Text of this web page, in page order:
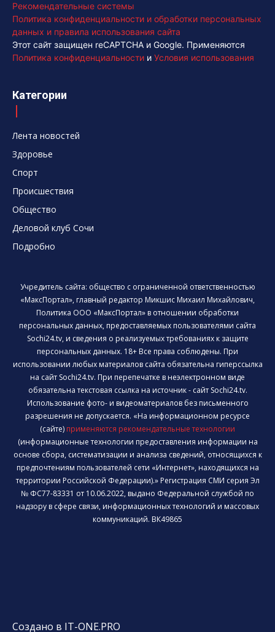
Рекомендательные системы
Политика конфиденциальности и обработки персональных
данных и правила использования сайта
Этот сайт защищен reCAPTCHA и Google. Применяются
Политика конфиденциальности и Условия использования
Категории
Лента новостей
Здоровье
Спорт
Происшествия
Общество
Деловой клуб Сочи
Подробно
Учредитель сайта: общество с ограниченной ответственностью
«МаксПортал», главный редактор Микшис Михаил Михайлович,
Политика ООО «МаксПортал» в отношении обработки
персональных данных, предоставляемых пользователями сайта
Sochi24.tv, и сведения о реализуемых требованиях к защите
персональных данных. 18+ Все права соблюдены. При
использовании любых материалов сайта обязательна гиперссылка
на сайт Sochi24.tv. При перепечатке в неэлектронном виде
обязательна текстовая ссылка на источник - сайт Sochi24.tv.
Использование фото- и видеоматериалов без письменного
разрешения не допускается. «На информационном ресурсе
(сайте) применяются рекомендательные технологии
(информационные технологии предоставления информации на
основе сбора, систематизации и анализа сведений, относящихся к
предпочтениям пользователей сети «Интернет», находящихся на
территории Российской Федерации).» Регистрация СМИ серия Эл
№ ФС77-83331 от 10.06.2022, выдано Федеральной службой по
надзору в сфере связи, информационных технологий и массовых
коммуникаций. ВК49865
Создано в IT-ONE.PRO